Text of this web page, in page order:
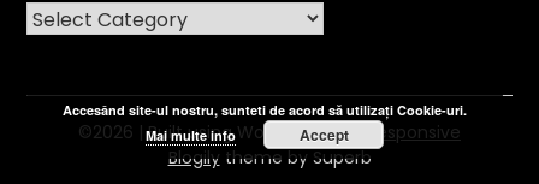
CATEGORIES
©2026 | Built using WordPress and
Responsive
Blogily theme by Superb
Accesând site-ul nostru, sunteti de acord să utilizați Cookie-uri.
Mai multe info
Accept